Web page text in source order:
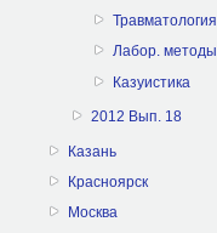
Травматология
Лабор. методы
Казуистика
2012 Вып. 18
Казань
Красноярск
Москва